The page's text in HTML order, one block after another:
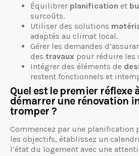
Équilibrer planification et
surcoûts.
Utiliser des solutions
adaptés au climat local.
Gérer les demandes
des travaux pour réduire les
Intégrer des éléments de
restent fonctionnels et
Quel est le premier réflexe
démarrer une rénovation
tromper ?
Commencez par une planification
les objectifs, établissez un
l’état du logement avec une